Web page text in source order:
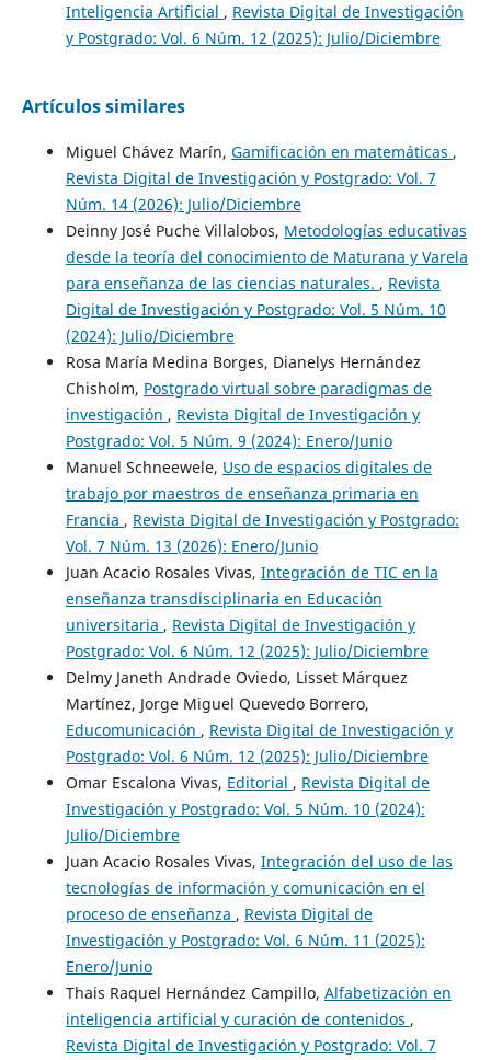
Inteligencia Artificial , Revista Digital de Investigación
y Postgrado: Vol. 6 Núm. 12 (2025): Julio/Diciembre
Artículos similares
Miguel Chávez Marín, Gamificación en matemáticas ,
Revista Digital de Investigación y Postgrado: Vol. 7
Núm. 14 (2026): Julio/Diciembre
Deinny José Puche Villalobos, Metodologías educativas
desde la teoría del conocimiento de Maturana y Varela
para enseñanza de las ciencias naturales. , Revista
Digital de Investigación y Postgrado: Vol. 5 Núm. 10
(2024): Julio/Diciembre
Rosa María Medina Borges, Dianelys Hernández
Chisholm, Postgrado virtual sobre paradigmas de
investigación , Revista Digital de Investigación y
Postgrado: Vol. 5 Núm. 9 (2024): Enero/Junio
Manuel Schneewele, Uso de espacios digitales de
trabajo por maestros de enseñanza primaria en
Francia , Revista Digital de Investigación y Postgrado:
Vol. 7 Núm. 13 (2026): Enero/Junio
Juan Acacio Rosales Vivas, Integración de TIC en la
enseñanza transdisciplinaria en Educación
universitaria , Revista Digital de Investigación y
Postgrado: Vol. 6 Núm. 12 (2025): Julio/Diciembre
Delmy Janeth Andrade Oviedo, Lisset Márquez
Martínez, Jorge Miguel Quevedo Borrero,
Educomunicación , Revista Digital de Investigación y
Postgrado: Vol. 6 Núm. 12 (2025): Julio/Diciembre
Omar Escalona Vivas, Editorial , Revista Digital de
Investigación y Postgrado: Vol. 5 Núm. 10 (2024):
Julio/Diciembre
Juan Acacio Rosales Vivas, Integración del uso de las
tecnologías de información y comunicación en el
proceso de enseñanza , Revista Digital de
Investigación y Postgrado: Vol. 6 Núm. 11 (2025):
Enero/Junio
Thais Raquel Hernández Campillo, Alfabetización en
inteligencia artificial y curación de contenidos ,
Revista Digital de Investigación y Postgrado: Vol. 7